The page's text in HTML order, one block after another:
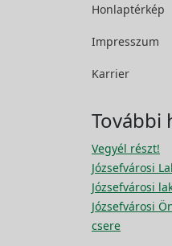
Honlaptérkép
Impresszum
Karrier
További
Vegyél részt!
Józsefvárosi
Józsefvárosi
Józsefvárosi
csere